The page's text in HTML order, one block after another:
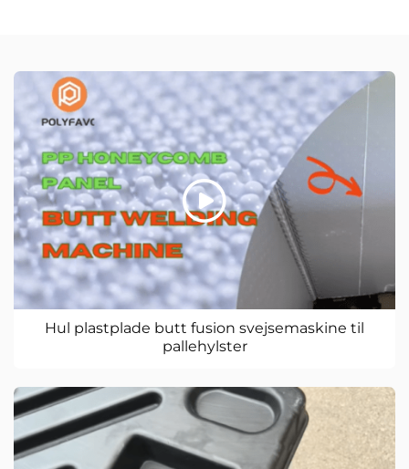
Hul plastplade butt fusion svejsemaskine til
pallehylster